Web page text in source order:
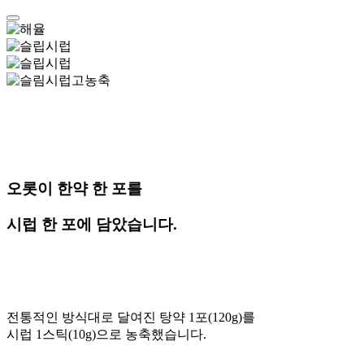
오롯이 한약 한 포를
시럽 한 포에 담았습니다.
전통적인 방식대로 달여진 탕약 1포(120g)를
시럽 1스틱(10g)으로 농축했습니다.